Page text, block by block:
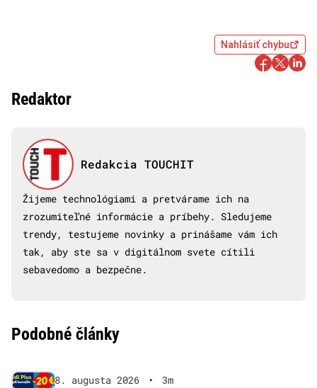
Nahlásiť chybu
Redaktor
Redakcia TOUCHIT
Žijeme technológiami a pretvárame ich na
zrozumiteľné informácie a príbehy. Sledujeme
trendy, testujeme novinky a prinášame vám ich
tak, aby ste sa v digitálnom svete cítili
sebavedomo a bezpečne.
Podobné články
8. augusta 2026 •
3m